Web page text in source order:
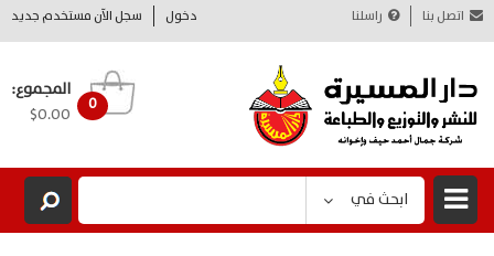
دخول سجل الآن مستخدم جديد اتصل بنا راسلنا
0
المجموع:
$0.00
ابحث في